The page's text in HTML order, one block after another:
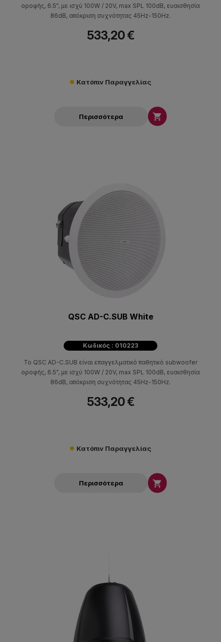
οροφής, 6.5", με ισχύ 100W / 20V, max SPL 100dB, ευαισθησία
86dB, απόκριση συχνότητας 45Hz-150Hz.
533,20 €
Κατόπιν Παραγγελίας
Περισσότερα 
QSC AD-C.SUB White
Κωδικός : 010223
Το QSC AD-C.SUB είναι επαγγελματικό παθητικό subwoofer
οροφής, 6.5", με ισχύ 100W / 20V, max SPL 100dB, ευαισθησία
86dB, απόκριση συχνότητας 45Hz-150Hz.
533,20 €
Κατόπιν Παραγγελίας
Περισσότερα 